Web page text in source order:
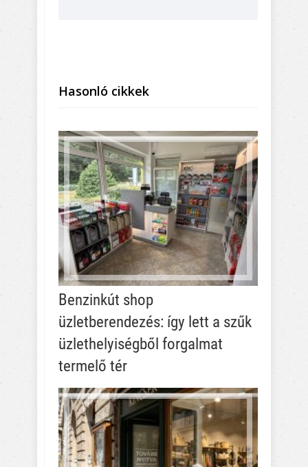
Hasonló cikkek
Benzinkút shop
üzletberendezés: így lett a szűk
üzlethelyiségből forgalmat
termelő tér